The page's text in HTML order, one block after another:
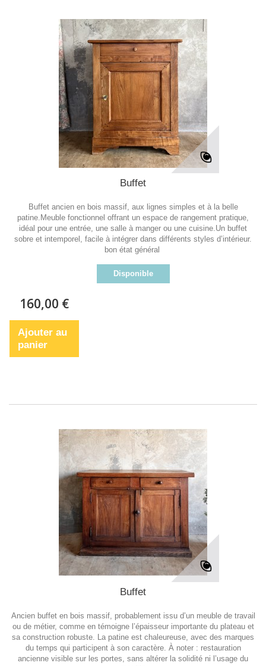
Buffet
Buffet ancien en bois massif, aux lignes simples et à la belle
patine.Meuble fonctionnel offrant un espace de rangement pratique,
idéal pour une entrée, une salle à manger ou une cuisine.Un buffet
sobre et intemporel, facile à intégrer dans différents styles d’intérieur.
bon état général
Disponible
160,00 €
Ajouter au
panier
Buffet
Ancien buffet en bois massif, probablement issu d’un meuble de travail
ou de métier, comme en témoigne l’épaisseur importante du plateau et
sa construction robuste. La patine est chaleureuse, avec des marques
du temps qui participent à son caractère. À noter : restauration
ancienne visible sur les portes, sans altérer la solidité ni l’usage du